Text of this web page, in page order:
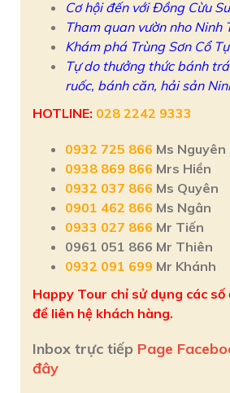
Cơ hội đến với Đồng Cừu
Tham quan vườn nho Ninh
Khám phá Trùng Sơn Cổ Tự
Tự do thưởng thức bánh
ruốc, bánh căn, hải sản
HOTLINE: 028 2242 9333
0932 725 866 Ms Nguyên
0938 869 866 Mrs Hiền
0932 037 866 Ms Quyên
0901 462 866 Ms Ngân
0933 027 866 Mr Tiến
0961 051 866 Mr Thiên
0932 091 699 Mr Khánh
Happy Tour chỉ sử dụng các
để liên hệ khách hàng.
Inbox trực tiếp Page
đây